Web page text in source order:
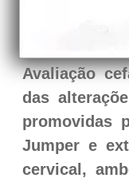
Avaliação
das
promovidas
Jumper e
cervical,